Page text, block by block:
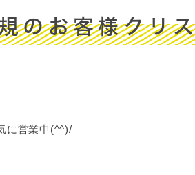
のお客様クリ
に営業中(^^)/